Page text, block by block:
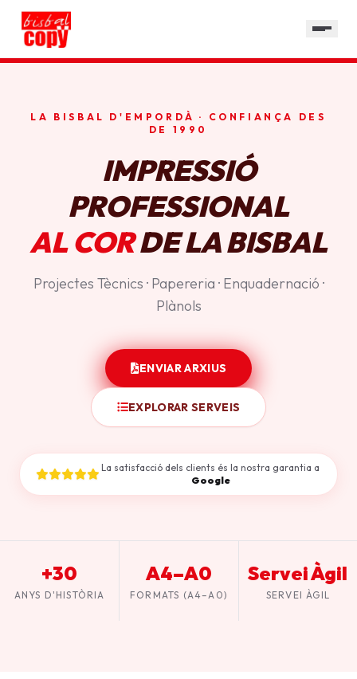
HORARI
LA BISBAL D'EMPORDÀ · CONFIANÇA DES
DE 1990
IMPRESSIÓ
PROFESSIONAL
AL CORDE LA BISBAL
Projectes Tècnics · Papereria · Enquadernació ·
Plànols
ENVIAR ARXIUS
EXPLORAR SERVEIS
La satisfacció dels clients és la nostra garantia a
Google
+30
ANYS D'HISTÒRIA
A4–A0
FORMATS (A4–A0)
Servei Àgil
SERVEI ÀGIL